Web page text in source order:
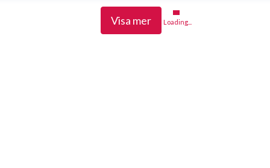
Visa mer Loading...